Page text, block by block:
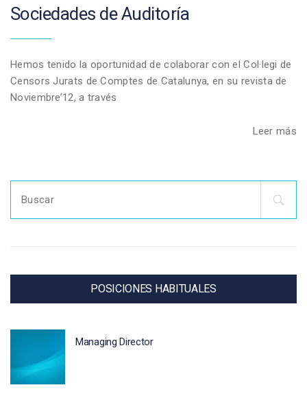
Sociedades de Auditoría
Hemos tenido la oportunidad de colaborar con el Col·legi de
Censors Jurats de Comptes de Catalunya, en su revista de
Noviembre’12, a través
Leer más
for:
POSICIONES HABITUALES
Managing Director